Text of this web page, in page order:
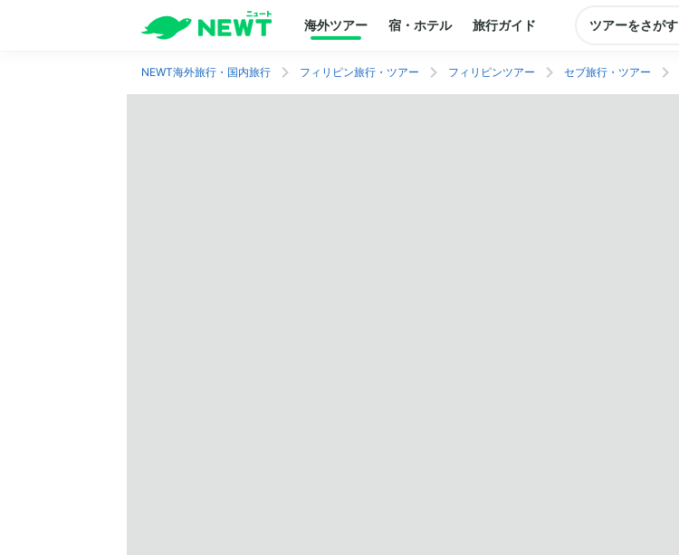
海外ツアー 宿・ホテル 旅行ガイド ツアーをさがす
NEWT海外旅行・国内旅行 フィリピン旅行・ツアー フィリピンツアー セブ旅行・ツアー